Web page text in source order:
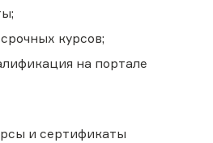
курсов;
на портале
и сертификаты